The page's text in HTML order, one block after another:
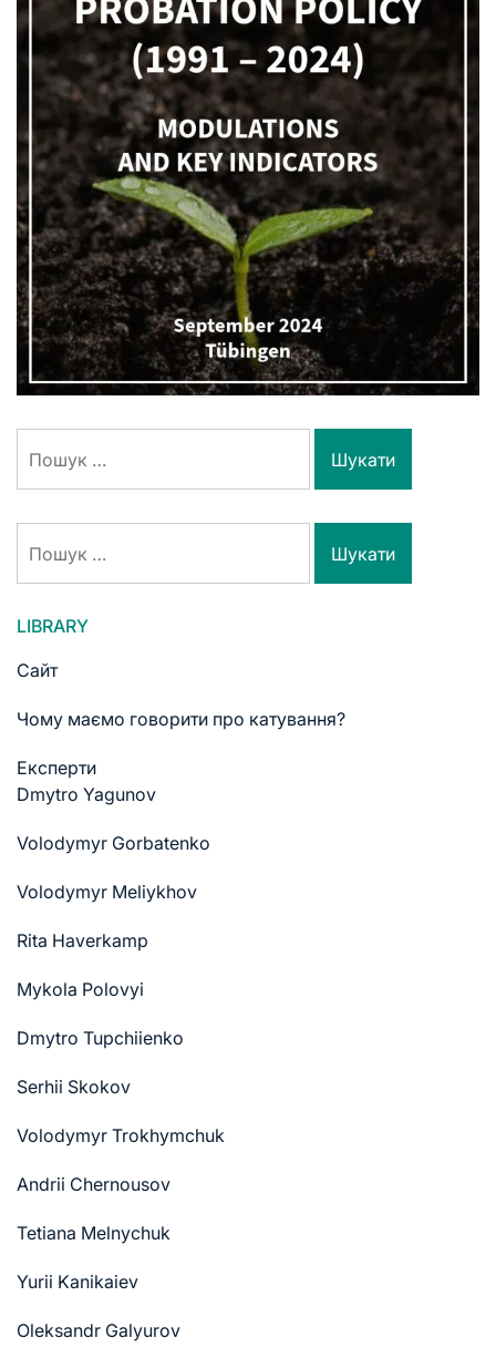
LIBRARY
Сайт
Чому маємо говорити про катування?
Експерти
Dmytro Yagunov
Volodymyr Gorbatenko
Volodymyr Meliykhov
Rita Haverkamp
Mykola Polovyi
Dmytro Tupchiienko
Serhii Skokov
Volodymyr Trokhymchuk
Andrii Chernousov
Tetiana Melnychuk
Yurii Kanikaiev
Oleksandr Galyurov